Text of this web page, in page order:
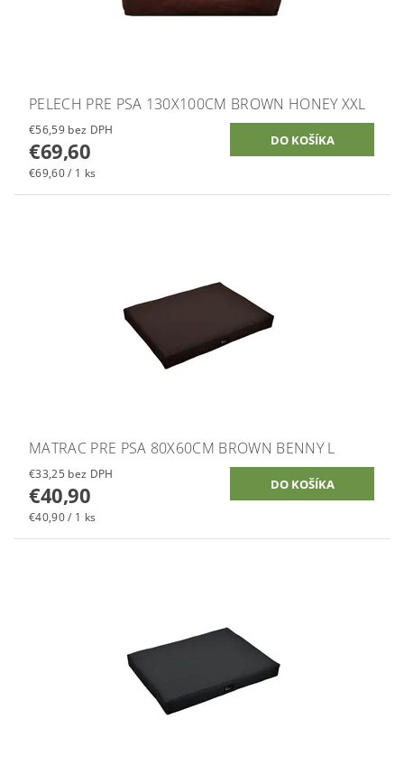
PELECH PRE PSA 130X100CM BROWN HONEY XXL
€56,59 bez DPH
€69,60
€69,60 / 1 ks
MATRAC PRE PSA 80X60CM BROWN BENNY L
€33,25 bez DPH
€40,90
€40,90 / 1 ks